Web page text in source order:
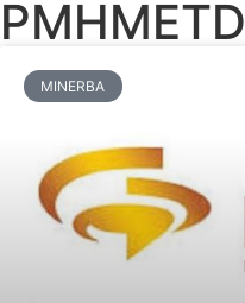
PMHMETD
MINERBA